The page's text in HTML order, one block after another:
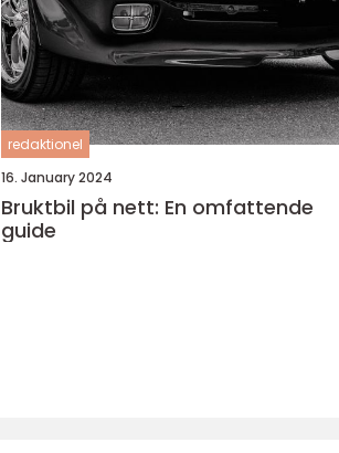
redaktionel
16. January 2024
Bruktbil på nett: En omfattende
guide